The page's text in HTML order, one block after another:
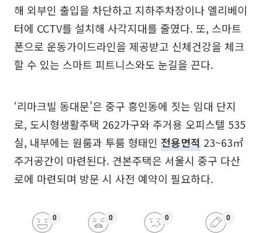
해 외부인 출입을 차단하고 지하주차장이나 엘리베이
터에 CCTV를 설치해 사각지대를 줄였다. 또, 스마트
폰으로 운동가이드라인을 제공받고 신체건강을 체크
할 수 있는 스마트 피트니스와도 눈길을 끈다.
‘리마크빌 동대문’은 중구 흥인동에 짓는 임대 단지
로, 도시형생활주택 262가구와 주거용 오피스텔 535
실, 내부에는 원룸과 투룸 형태인 전용면적 23~63㎡
주거공간이 마련된다. 견본주택은 서울시 중구 다산
로에 마련되며 방문 시 사전 예약이 필요하다.
0 0 0 0